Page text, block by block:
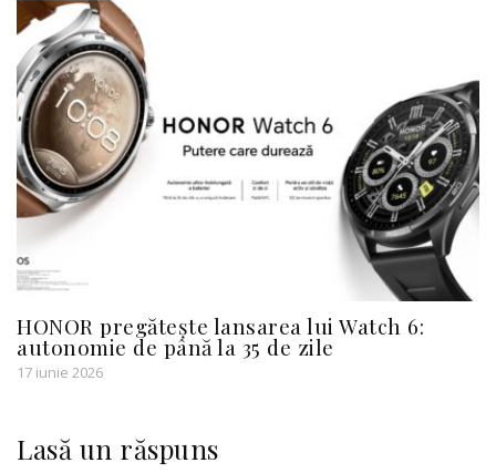
HONOR pregătește lansarea lui Watch 6:
autonomie de până la 35 de zile
17 iunie 2026
Lasă un răspuns